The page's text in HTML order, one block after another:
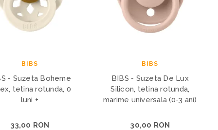
BIBS
- Suzeta Boheme
tetina rotunda, 0
luni +
33,00 RON
BIBS
BIBS - Suzeta De Lux
Silicon, tetina rotunda,
marime universala (0-3 ani)
30,00 RON